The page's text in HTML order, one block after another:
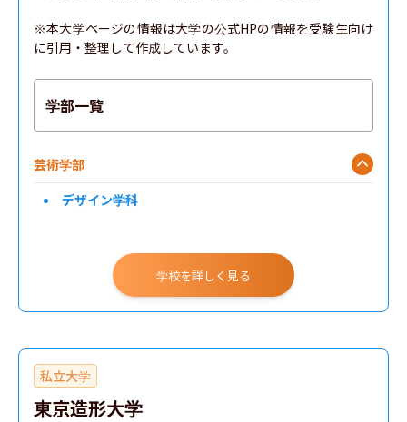
※本大学ページの情報は大学の公式HPの情報を受験生向け
に引用・整理して作成しています。
学部一覧
芸術学部
デザイン学科
学校を詳しく見る
私立大学
東京造形大学